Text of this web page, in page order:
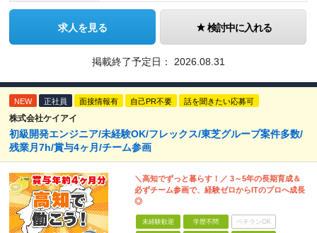
求人を見る 検討中に入れる
掲載終了予定日： 2026.08.31
NEW 正社員 面接情報有 自己PR不要 話を聞きたい応募可
株式会社ケイアイ
初級開発エンジニア/未経験OK/フレックス/東芝グループ案件多数/
残業月7h/賞与4ヶ月/チーム参画
＼高知でずっと暮らす！／ 3～5年の長期育成＆
必ずチーム参画で、経験ゼロからITのプロへ成長
◎
未経験歓迎 学歴不問 ベテランOK